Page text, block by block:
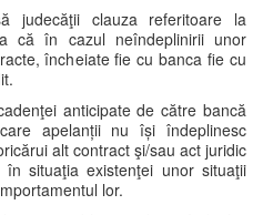
judecăţii clauza referitoare la
că în cazul neîndeplinirii unor
încheiate fie cu banca fie cu
anticipate de către bancă
apelanții nu își îndeplinesc
alt contract şi/sau act juridic
situaţia existenţei unor situaţii
lor.